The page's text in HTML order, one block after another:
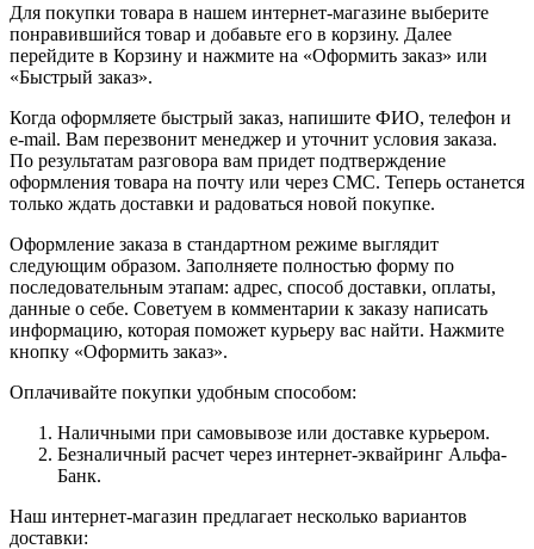
Для покупки товара в нашем интернет-магазине выберите
понравившийся товар и добавьте его в корзину. Далее
перейдите в Корзину и нажмите на «Оформить заказ» или
«Быстрый заказ».
Когда оформляете быстрый заказ, напишите ФИО, телефон и
e-mail. Вам перезвонит менеджер и уточнит условия заказа.
По результатам разговора вам придет подтверждение
оформления товара на почту или через СМС. Теперь останется
только ждать доставки и радоваться новой покупке.
Оформление заказа в стандартном режиме выглядит
следующим образом. Заполняете полностью форму по
последовательным этапам: адрес, способ доставки, оплаты,
данные о себе. Советуем в комментарии к заказу написать
информацию, которая поможет курьеру вас найти. Нажмите
кнопку «Оформить заказ».
Оплачивайте покупки удобным способом:
Наличными при самовывозе или доставке курьером.
Безналичный расчет через интернет-эквайринг Альфа-
Банк.
Наш интернет-магазин предлагает несколько вариантов
доставки: